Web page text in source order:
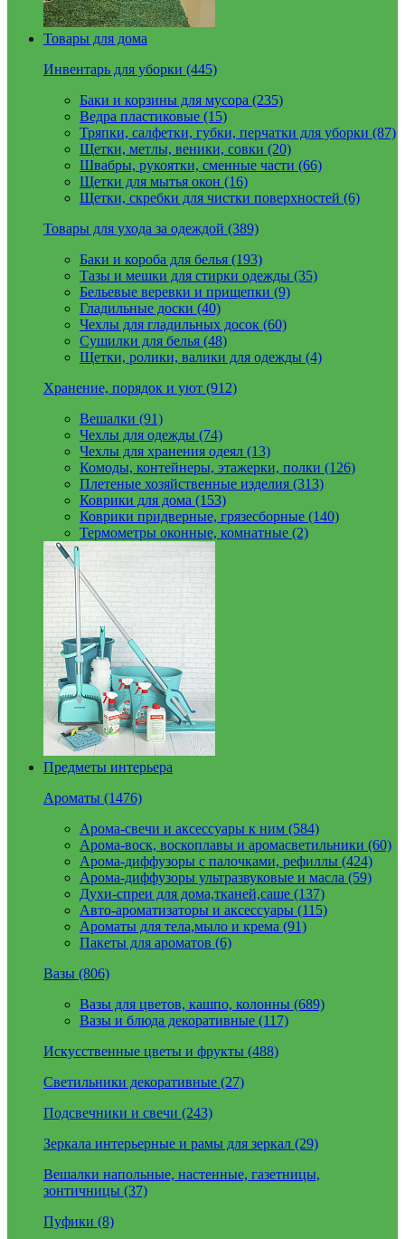
Товары для дома
Инвентарь для уборки (445)
Баки и корзины для мусора (235)
Ведра пластиковые (15)
Тряпки, салфетки, губки, перчатки для уборки (87)
Щетки, метлы, веники, совки (20)
Швабры, рукоятки, сменные части (66)
Щетки для мытья окон (16)
Щетки, скребки для чистки поверхностей (6)
Товары для ухода за одеждой (389)
Баки и короба для белья (193)
Тазы и мешки для стирки одежды (35)
Бельевые веревки и прищепки (9)
Гладильные доски (40)
Чехлы для гладильных досок (60)
Сушилки для белья (48)
Щетки, ролики, валики для одежды (4)
Хранение, порядок и уют (912)
Вешалки (91)
Чехлы для одежды (74)
Чехлы для хранения одеял (13)
Комоды, контейнеры, этажерки, полки (126)
Плетеные хозяйственные изделия (313)
Коврики для дома (153)
Коврики придверные, грязесборные (140)
Термометры оконные, комнатные (2)
Предметы интерьера
Ароматы (1476)
Арома-свечи и аксессуары к ним (584)
Арома-воск, воскоплавы и аромасветильники (60)
Арома-диффузоры с палочками, рефиллы (424)
Арома-диффузоры ультразвуковые и масла (59)
Духи-спреи для дома,тканей,саше (137)
Авто-ароматизаторы и аксессуары (115)
Ароматы для тела,мыло и крема (91)
Пакеты для ароматов (6)
Вазы (806)
Вазы для цветов, кашпо, колонны (689)
Вазы и блюда декоративные (117)
Искусственные цветы и фрукты (488)
Светильники декоративные (27)
Подсвечники и свечи (243)
Зеркала интерьерные и рамы для зеркал (29)
Вешалки напольные, настенные, газетницы,
зонтичницы (37)
Пуфики (8)